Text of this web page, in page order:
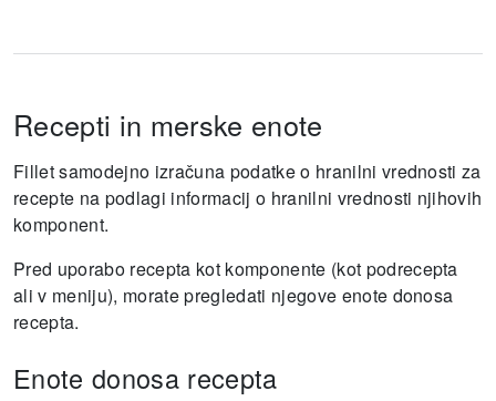
Recepti in merske enote
Fillet samodejno izračuna podatke o hranilni vrednosti za
recepte na podlagi informacij o hranilni vrednosti njihovih
komponent.
Pred uporabo recepta kot komponente (kot podrecepta
ali v meniju), morate pregledati njegove enote donosa
recepta.
Enote donosa recepta